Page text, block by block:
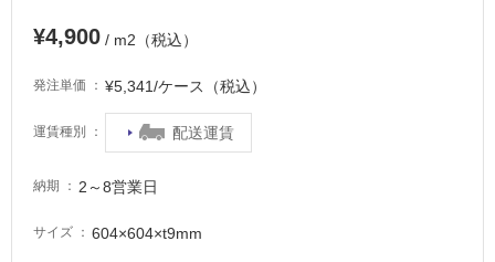
¥4,900 / m2（税込）
発注単価 ¥5,341/ケース（税込）
運賃種別 配送運賃
納期 2～8営業日
サイズ 604×604×t9mm
る
し
て
が
意